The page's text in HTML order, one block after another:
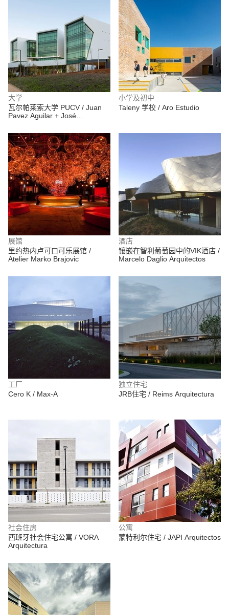
大学
瓦尔帕莱索大学 PUCV / Juan
Pavez Aguilar + José
小学及初中
Taleny 学校 / Aro Estudio
展馆
里约热内卢可口可乐展馆 /
Atelier Marko Brajovic
酒店
镶嵌在智利葡萄园中的VIK酒店 /
Marcelo Daglio Arquitectos
工厂
Cero K / Max-A
独立住宅
JRB住宅 / Reims Arquitectura
社会住房
西班牙社会住宅公寓 / VORA
Arquitectura
公寓
蒙特利尔住宅 / JAPI Arquitectos